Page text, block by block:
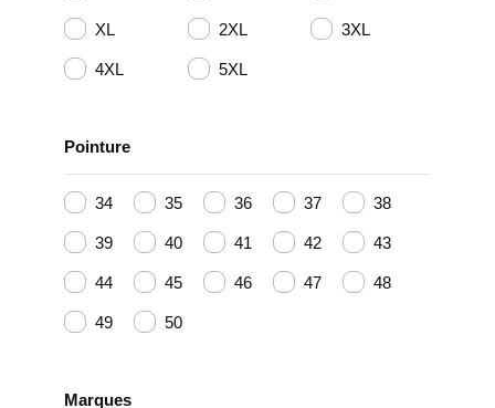
XL 2XL 3XL
4XL 5XL
Pointure
34 35 36 37 38
39 40 41 42 43
44 45 46 47 48
49 50
Marques